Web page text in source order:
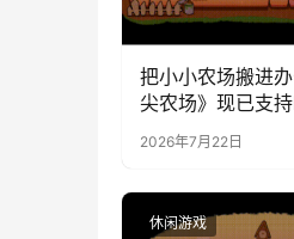
把小小农场搬进
尖农场》现已支持
2026年7月22日
休闲游戏